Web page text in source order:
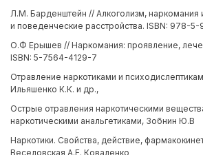
Л.М. Барденштейн // Алкоголизм, наркомания
и поведенческие расстройства. ISBN: 978-
О.Ф Ерышев // Наркомания: проявление,
ISBN: 5-7564-4129-7
Отравление наркотиками и
Ильяшенко К.К. и др.,
Острые отравления наркотическими
наркотическими анальгетиками, Зобнин Ю.В
Наркотики. Свойства, действие,
Веселовская А.Е. Коваленко